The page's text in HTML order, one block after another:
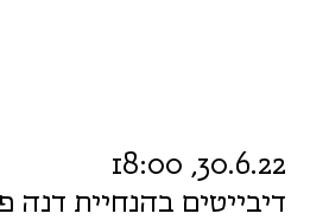
דיבייטים בהנחיית דנה
30.6.22, 18:00